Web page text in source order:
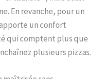
En revanche, pour un
un confort
qui comptent plus que
plusieurs pizzas.